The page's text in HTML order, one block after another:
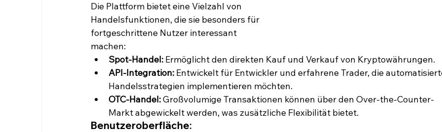
Die Plattform bietet eine Vielzahl von
Handelsfunktionen, die sie besonders für
fortgeschrittene Nutzer interessant
machen:
Spot-Handel: Ermöglicht den direkten Kauf und Verkauf von Kryptowährungen.
API-Integration: Entwickelt für Entwickler und erfahrene Trader, die
Handelsstrategien implementieren möchten.
OTC-Handel: Großvolumige Transaktionen können über den Over-the-Counter-
Markt abgewickelt werden, was zusätzliche Flexibilität bietet.
Benutzeroberfläche: